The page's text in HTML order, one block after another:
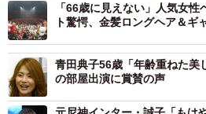
「66歳に見えない」人気女
ト驚愕、金髪ロングヘア＆ギ
青田典子56歳「年齢重ねた美
の部屋出演に賞賛の声